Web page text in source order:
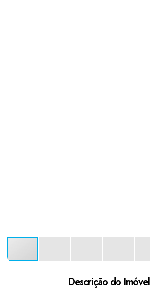
Descrição do Imóvel